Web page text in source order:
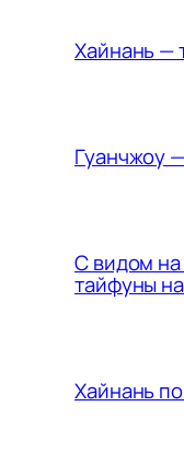
Хайнань —
Гуанчжоу
С видом
тайфуны
Хайнань